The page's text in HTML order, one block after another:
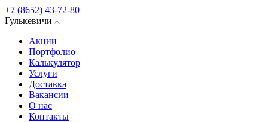
+7 (8652) 43-72-80
Гулькевичи
Акции
Портфолио
Калькулятор
Услуги
Доставка
Вакансии
О нас
Контакты